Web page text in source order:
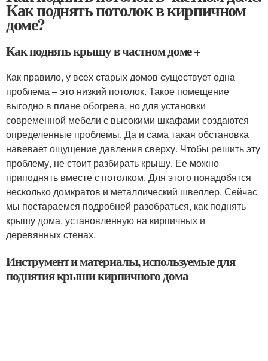
Как поднять потолок в кирпичном
доме?
Как поднять крышу в частном доме +
Как правило, у всех старых домов существует одна
проблема – это низкий потолок. Такое помещение
выгодно в плане обогрева, но для установки
современной мебели с высокими шкафами создаются
определенные проблемы. Да и сама такая обстановка
навевает ощущение давления сверху. Чтобы решить эту
проблему, не стоит разбирать крышу. Ее можно
приподнять вместе с потолком. Для этого понадобятся
несколько домкратов и металлический швеллер. Сейчас
мы постараемся подробней разобраться, как поднять
крышу дома, установленную на кирпичных и
деревянных стенах.
Инструмент и материалы, используемые для
поднятия крыши кирпичного дома